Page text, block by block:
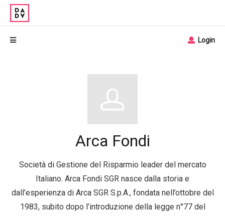
Login
Arca Fondi
Società di Gestione del Risparmio leader del mercato
Italiano. Arca Fondi SGR nasce dalla storia e
dall’esperienza di Arca SGR S.p.A., fondata nell’ottobre del
1983, subito dopo l’introduzione della legge n°77 del